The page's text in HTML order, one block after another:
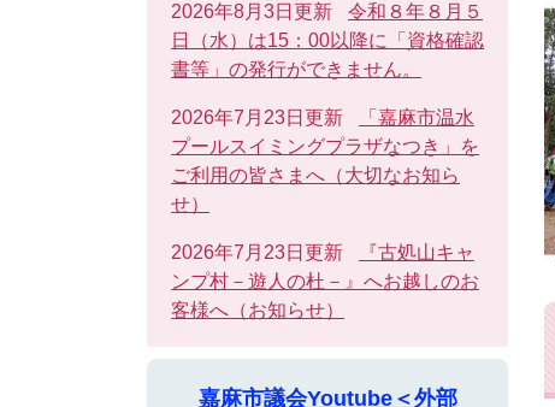
2026年8月3日更新
令和８年８月５
日（水）は15：00以降に「資格確認
書等」の発行ができません。
2026年7月23日更新
「嘉麻市温水
プールスイミングプラザなつき」を
ご利用の皆さまへ（大切なお知ら
せ）
2026年7月23日更新
『古処山キャ
ンプ村－遊人の杜－』へお越しのお
客様へ（お知らせ）
嘉麻市議会Youtube＜外部